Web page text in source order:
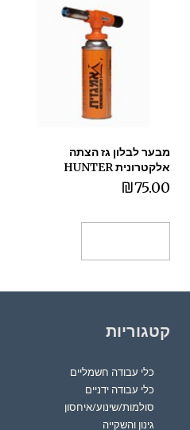
מבער לבלון גז הצתה
אלקטרונית HUNTER
₪75.00
קטגוריות
כלי עבודה חשמליים
כלי עבודה ידניים
סולמות/שינוע/איחסון
גינון והשקייה